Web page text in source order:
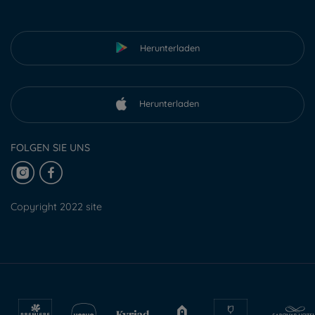
Herunterladen
Herunterladen
FOLGEN SIE UNS
Copyright 2022 site